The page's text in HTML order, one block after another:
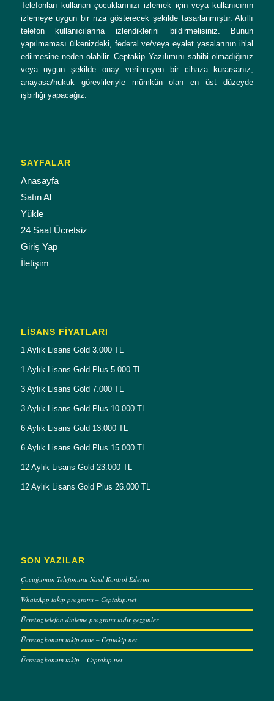
Telefonları kullanan çocuklarınızı izlemek için veya kullanıcının
izlemeye uygun bir rıza gösterecek şekilde tasarlanmıştır. Akıllı
telefon kullanıcılarına izlendiklerini bildirmelisiniz. Bunun
yapılmaması ülkenizdeki, federal ve/veya eyalet yasalarının ihlal
edilmesine neden olabilir. Ceptakip Yazılımını sahibi olmadığınız
veya uygun şekilde onay verilmeyen bir cihaza kurarsanız,
anayasa/hukuk görevlileriyle mümkün olan en üst düzeyde
işbirliği yapacağız.
SAYFALAR
Anasayfa
Satın Al
Yükle
24 Saat Ücretsiz
Giriş Yap
İletişim
LISANS FIYATLARI
1 Aylık Lisans Gold 3.000 TL
1 Aylık Lisans Gold Plus 5.000 TL
3 Aylık Lisans Gold 7.000 TL
3 Aylık Lisans Gold Plus 10.000 TL
6 Aylık Lisans Gold 13.000 TL
6 Aylık Lisans Gold Plus 15.000 TL
12 Aylık Lisans Gold 23.000 TL
12 Aylık Lisans Gold Plus 26.000 TL
SON YAZILAR
Çocuğumun Telefonunu Nasıl Kontrol Ederim
WhatsApp takip programı – Ceptakip.net
Ücretsiz telefon dinleme programı indir gezginler
Ücretsiz konum takip etme – Ceptakip.net
Ücretsiz konum takip – Ceptakip.net